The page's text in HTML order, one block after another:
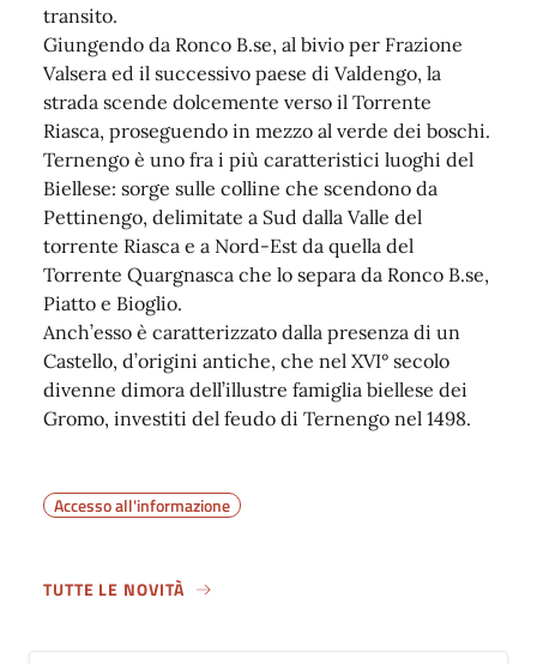
transito.
Giungendo da Ronco B.se, al bivio per Frazione
Valsera ed il successivo paese di Valdengo, la
strada scende dolcemente verso il Torrente
Riasca, proseguendo in mezzo al verde dei boschi.
Ternengo è uno fra i più caratteristici luoghi del
Biellese: sorge sulle colline che scendono da
Pettinengo, delimitate a Sud dalla Valle del
torrente Riasca e a Nord-Est da quella del
Torrente Quargnasca che lo separa da Ronco B.se,
Piatto e Bioglio.
Anch’esso è caratterizzato dalla presenza di un
Castello, d’origini antiche, che nel XVI° secolo
divenne dimora dell’illustre famiglia biellese dei
Gromo, investiti del feudo di Ternengo nel 1498.
Accesso all'informazione
TUTTE LE NOVITÀ